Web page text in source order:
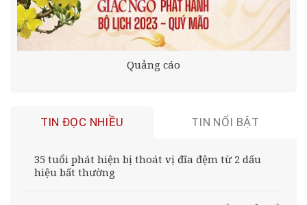
Quảng cáo
TIN ĐỌC NHIỀU TIN NỔI BẬT
35 tuổi phát hiện bị thoát vị đĩa đệm từ 2 dấu
hiệu bất thường